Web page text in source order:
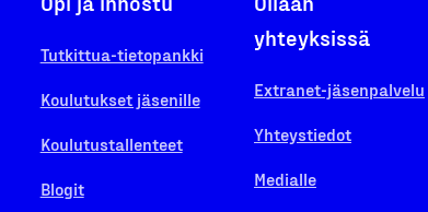
Tutkittua-tietopankki
Koulutukset jäsenille
Koulutustallenteet
Blogit
yhteyksissä
Extranet-jäsenpalvelu
Yhteystiedot
Medialle